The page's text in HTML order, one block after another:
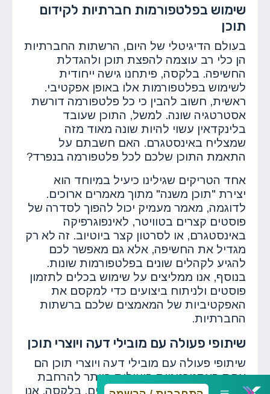
שימוש בפלטפורמות חברתיות לקידום
תוכן
בעולם הדיגיטלי של היום, הרשתות החברתיות
הן כלי רב עוצמה להפצת תוכן ולהגדלת
החשיפה. בלקסה, פיתחנו גישה ייחודית
לשימוש בפלטפורמות אלו באופן אפקטיבי.
ראשית, חשוב להבין כי כל פלטפורמה דורשת
אסטרטגיה שונה. למשל, התוכן שעובד
בלינקדאין עשוי להיות שונה מאוד מזה
שמצליח באינסטגרם. האם חשבתם על
התאמת התוכן שלכם לכל פלטפורמה בנפרד?
אחד הטריקים שגילינו כיעיל במיוחד הוא
יצירת "תוכן משנה" מתוך מאמרים ארוכים.
לדוגמה, מאמר מעמיק יכול להפוך לסדרה של
פוסטים קצרים בטוויטר, לאינפוגרפיקה
באינסטגרם, או לסרטון קצר ביוטיוב. זה לא רק
מגדיל את החשיפה, אלא גם מאפשר לכם
להגיע לקהלים שונים בפלטפורמות שונות.
בנוסף, אנו ממליצים על שימוש בכלים לתזמון
פוסטים ולניתוח ביצועים כדי למקסם את
האפקטיביות של המאמצים שלכם ברשתות
החברתיות.
שיתופי פעולה עם מובילי דעה ויוצרי תוכן
שיתופי פעולה עם מובילי דעה ויוצרי תוכן הם
אחת האסטרטגיות היעילות ביותר להרחבת
החשיפה ולהגעה לקהלים חדשים. בלקסה, אנו